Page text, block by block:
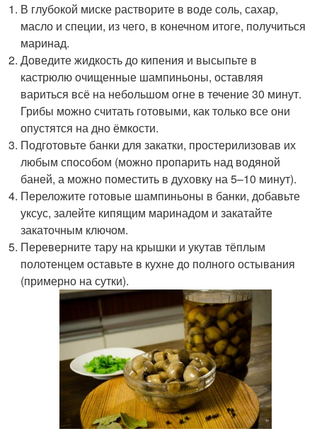
В глубокой миске растворите в воде соль, сахар,
масло и специи, из чего, в конечном итоге, получиться
маринад.
Доведите жидкость до кипения и высыпьте в
кастрюлю очищенные шампиньоны, оставляя
вариться всё на небольшом огне в течение 30 минут.
Грибы можно считать готовыми, как только все они
опустятся на дно ёмкости.
Подготовьте банки для закатки, простерилизовав их
любым способом (можно пропарить над водяной
баней, а можно поместить в духовку на 5–10 минут).
Переложите готовые шампиньоны в банки, добавьте
уксус, залейте кипящим маринадом и закатайте
закаточным ключом.
Переверните тару на крышки и укутав тёплым
полотенцем оставьте в кухне до полного остывания
(примерно на сутки).